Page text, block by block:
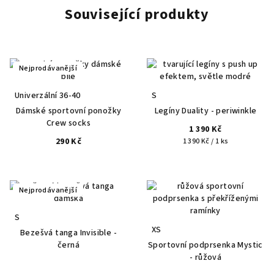
Související produkty
Nejprodávanější
Univerzální 36-40
Dámské sportovní ponožky
Crew socks
290 Kč
S
Legíny Duality - periwinkle
1 390 Kč
Měrná
1 390 Kč / 1 ks
Nejprodávanější
S
Bezešvá tanga Invisible -
černá
XS
Sportovní podprsenka Mystic
- růžová